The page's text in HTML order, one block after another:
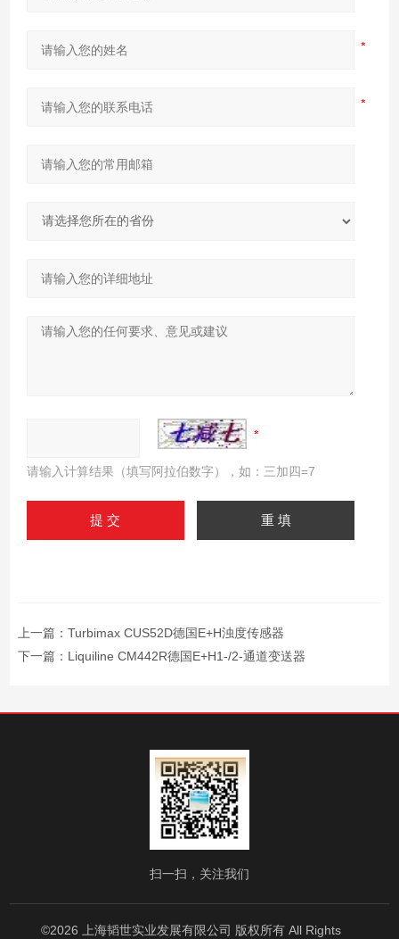
请输入计算结果（填写阿拉伯数字），如：三加四=7
上一篇： Turbimax CUS52D德国E+H浊度传感器
下一篇： Liquiline CM442R德国E+H1-/2-通道变送器
扫一扫，关注我们
©2026 上海韬世实业发展有限公司 版权所有 All Rights